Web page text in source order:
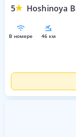
5 Hoshinoya
в номере 46 км